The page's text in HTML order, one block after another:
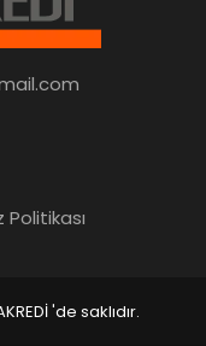
Politikası
'de saklıdır.